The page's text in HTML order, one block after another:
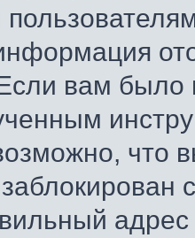
вам
что
адрес